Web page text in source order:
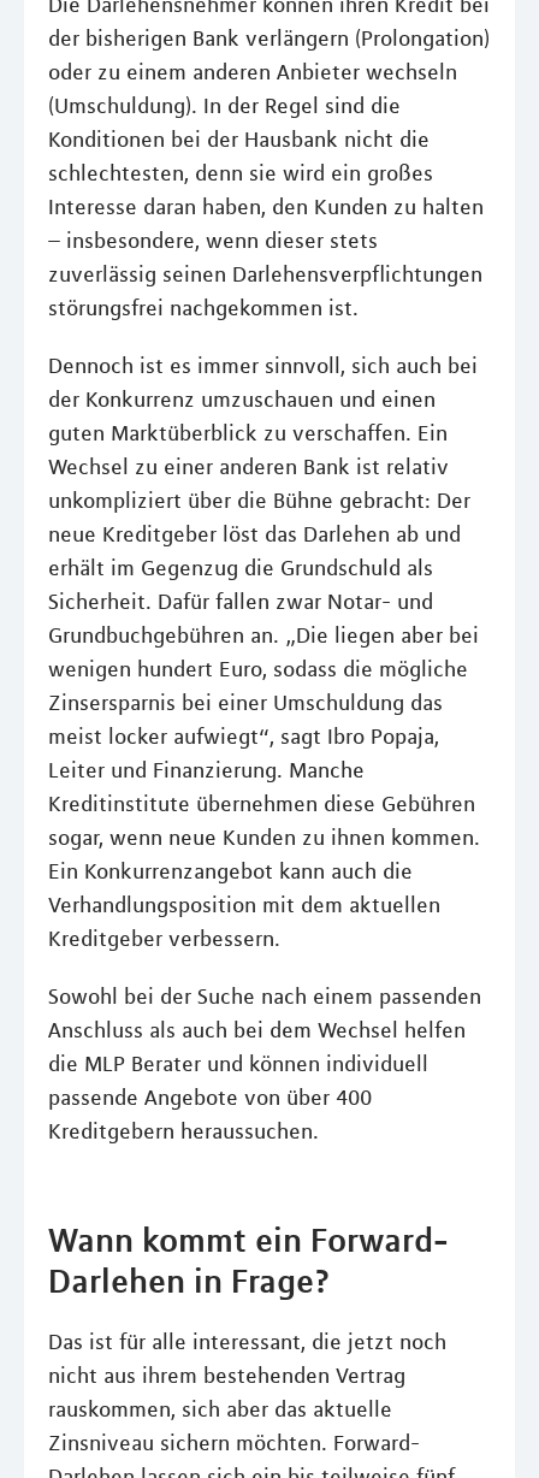
der bisherigen Bank verlängern (Prolongation)
oder zu einem anderen Anbieter wechseln
(Umschuldung). In der Regel sind die
Konditionen bei der Hausbank nicht die
schlechtesten, denn sie wird ein großes
Interesse daran haben, den Kunden zu halten
– insbesondere, wenn dieser stets
zuverlässig seinen Darlehensverpﬂichtungen
störungsfrei nachgekommen ist.
Dennoch ist es immer sinnvoll, sich auch bei
der Konkurrenz umzuschauen und einen
guten Marktüberblick zu verschaffen. Ein
Wechsel zu einer anderen Bank ist relativ
unkompliziert über die Bühne gebracht: Der
neue Kreditgeber löst das Darlehen ab und
erhält im Gegenzug die Grundschuld als
Sicherheit. Dafür fallen zwar Notar- und
Grundbuchgebühren an. „Die liegen aber bei
wenigen hundert Euro, sodass die mögliche
Zinsersparnis bei einer Umschuldung das
meist locker aufwiegt“, sagt Ibro Popaja,
Leiter und Finanzierung. Manche
Kreditinstitute übernehmen diese Gebühren
sogar, wenn neue Kunden zu ihnen kommen.
Ein Konkurrenzangebot kann auch die
Verhandlungsposition mit dem aktuellen
Kreditgeber verbessern.
Sowohl bei der Suche nach einem passenden
Anschluss als auch bei dem Wechsel helfen
die MLP Berater und können individuell
passende Angebote von über 400
Kreditgebern heraussuchen.
Wann kommt ein Forward-
Darlehen in Frage?
Das ist für alle interessant, die jetzt noch
nicht aus ihrem bestehenden Vertrag
rauskommen, sich aber das aktuelle
Zinsniveau sichern möchten. Forward-